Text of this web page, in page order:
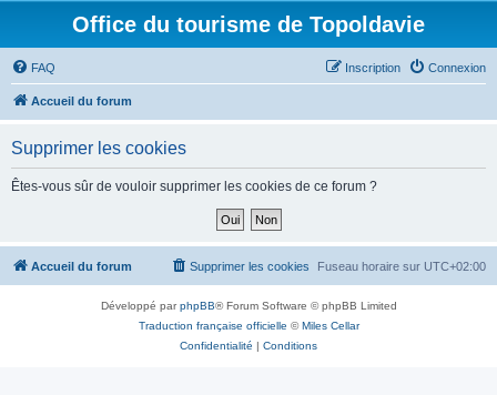
Office du tourisme de Topoldavie
FAQ Connexion
Inscription
Accueil du forum
Supprimer les cookies
Êtes-vous sûr de vouloir supprimer les cookies de ce forum ?
Accueil du forum Fuseau horaire sur UTC+02:00
Supprimer les cookies
Développé parphpBB® Forum Software © phpBB Limited
Traduction française officielle ©Miles Cellar
Confidentialité | Conditions